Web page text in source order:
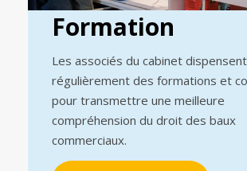
Formation
Les associés du cabinet dispensent
régulièrement des formations et
pour transmettre une meilleure
compréhension du droit des baux
commerciaux.